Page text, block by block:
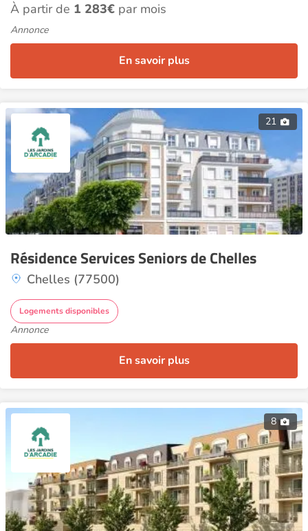
À partir de 1 283€ par mois
Annonce
En savoir plus
21
Résidence Services Seniors de Chelles
Chelles (77500)
Logements disponibles
Annonce
En savoir plus
8